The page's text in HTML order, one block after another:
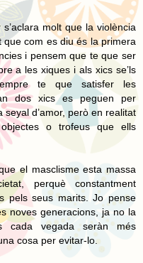
molt que la violència
que com es diu és la primera
i pensem que te que ser
a les xiques i als xics se’ls
te que satisfer les
dos xics es peguen per
d’amor, però en realitat
o trofeus que ells
el masclisme esta massa
perquè constantment
pels seus marits. Jo pense
noves generacions, ja no la
cada vegada seràn més
cosa per evitar-lo.